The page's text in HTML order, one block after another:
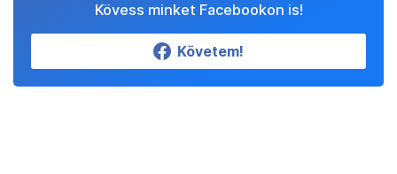
Kövess minket Facebookon is!
Követem!